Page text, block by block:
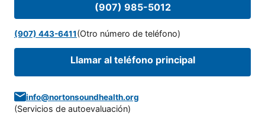
(907) 985-5012
(907) 443-6411(Otro número de teléfono)
Llamar al teléfono principal
info@nortonsoundhealth.org
(Servicios de autoevaluación)